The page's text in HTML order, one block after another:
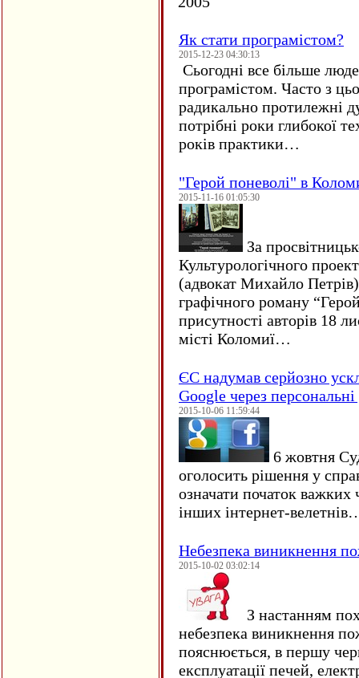
Як стати програмістом?
2015-12-23 04:30:13
Сьогодні все більше
програмістом. Часто з
радикально протилежні
потрібні роки глибокої
років практики…
"Герой поневолі" в
2015-11-16 01:05:30
За
Культурологічного
(адвокат Михайло
графічного роману
присутності авторів 18
місті Коломиї…
ЄC надумав серйозно
Google через персональні
2015-10-06 11:59:44
6 жовтня
оголосить рішення у
означати початок важких
інших інтернет-
Небезпека виникнення
2015-10-02 03:02:14
З настанням
небезпека виникнення
пояснюється, в першу
експлуатації печей,